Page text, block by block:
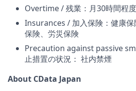
Overtime / 残業：月30時間程度
Insurances / 加入保険：健康保
保険、労災保険
Precaution against passive
止措置の状況： 社内禁煙
About CData Japan